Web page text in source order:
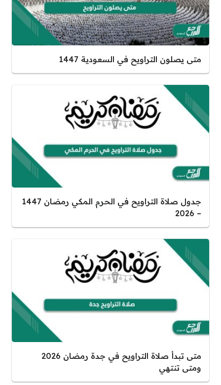
متى يصلون التراويح في السعودية 1447
جدول صلاة التراويح في الحرم المكي رمضان 1447
– 2026
متى تبدأ صلاة التراويح في جدة رمضان 2026
ومتى تنتهي